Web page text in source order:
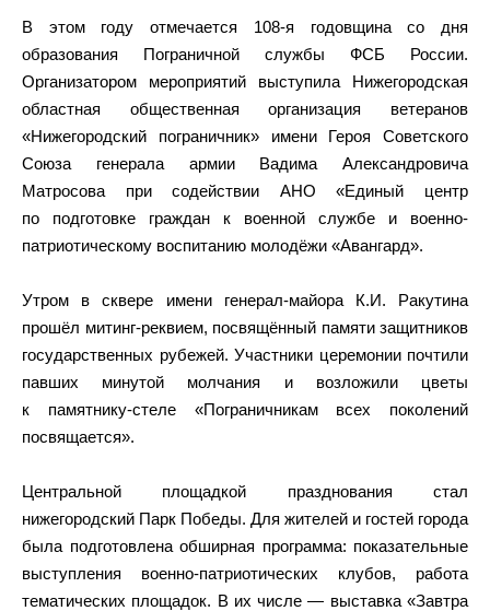
В этом году отмечается 108-я годовщина со дня
образования Пограничной службы ФСБ России.
Организатором мероприятий выступила Нижегородская
областная общественная организация ветеранов
«Нижегородский пограничник» имени Героя Советского
Союза генерала армии Вадима Александровича
Матросова при содействии АНО «Единый центр
по подготовке граждан к военной службе и военно-
патриотическому воспитанию молодёжи «Авангард».
Утром в сквере имени генерал-майора К.И. Ракутина
прошёл митинг-реквием, посвящённый памяти защитников
государственных рубежей. Участники церемонии почтили
павших минутой молчания и возложили цветы
к памятнику-стеле «Пограничникам всех поколений
посвящается».
Центральной площадкой празднования стал
нижегородский Парк Победы. Для жителей и гостей города
была подготовлена обширная программа: показательные
выступления военно-патриотических клубов, работа
тематических площадок. В их числе — выставка «Завтра